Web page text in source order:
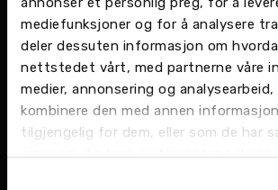
mediefunksjoner og for å analysere
deler dessuten informasjon om
nettstedet vårt, med partnerne våre
medier, annonsering og analysearbeid,
kombinere den med annen
tilgjengelig for dem, eller som de har
gjennom din bruk av tjenestene deres.
Nordvik er glad for å ha Gjermund
-Gjermund er en trygg kandidat
å passe godt inn sammen med
Rana. Han har bred erfaring innen
servicemarked, og ser frem til å
opplevelser, avslutter han.